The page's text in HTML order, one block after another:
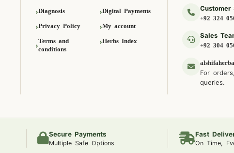
Diagnosis Digital Payments
Privacy Policy My account
Terms and
conditions
Herbs Index
Customer
+92 324
Sales
+92 304
For
queries.
Secure Payments
Multiple Safe Options
Fast
On Time,